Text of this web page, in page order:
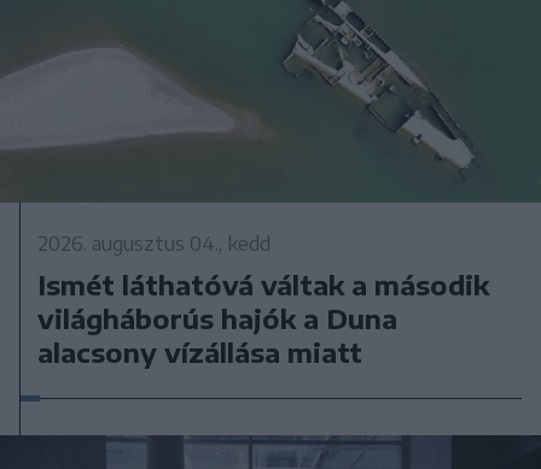
2026. augusztus 04., kedd
Ismét láthatóvá váltak a második
világháborús hajók a Duna
alacsony vízállása miatt